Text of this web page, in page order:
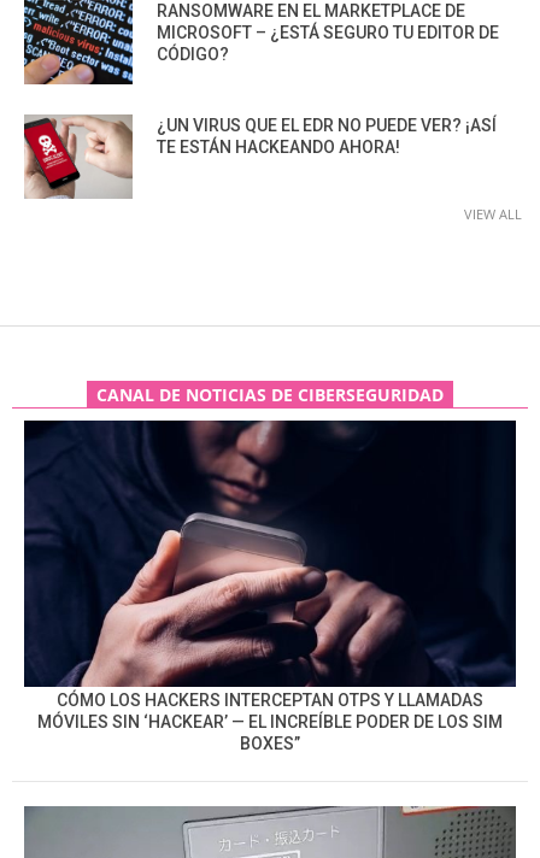
RANSOMWARE EN EL MARKETPLACE DE
MICROSOFT – ¿ESTÁ SEGURO TU EDITOR DE
CÓDIGO?
¿UN VIRUS QUE EL EDR NO PUEDE VER? ¡ASÍ
TE ESTÁN HACKEANDO AHORA!
VIEW ALL
CANAL DE NOTICIAS DE CIBERSEGURIDAD
CÓMO LOS HACKERS INTERCEPTAN OTPS Y LLAMADAS
MÓVILES SIN ‘HACKEAR’ — EL INCREÍBLE PODER DE LOS SIM
BOXES”